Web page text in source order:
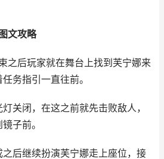
文攻略
之后玩家就在舞台上找到芙宁娜来
务指引一直往前。
关闭，在这之前就先击败敌人，
子前。
之后继续扮演芙宁娜走上座位，接